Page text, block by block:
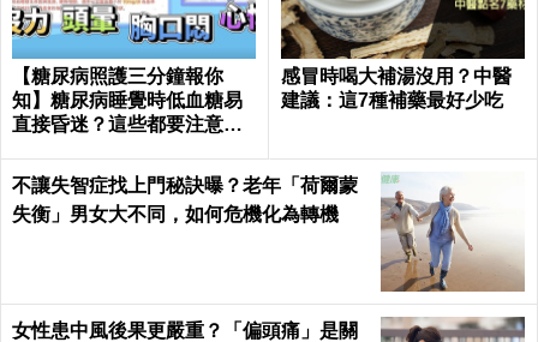
【糖尿病照護三分鐘報你
知】糖尿病睡覺時低血糖易
直接昏迷？這些都要注意！
感冒時喝大補湯沒用？中醫
建議：這7種補藥最好少吃
不讓失智症找上門秘訣曝？老年「荷爾蒙
失衡」男女大不同，如何危機化為轉機
女性患中風後果更嚴重？「偏頭痛」是關